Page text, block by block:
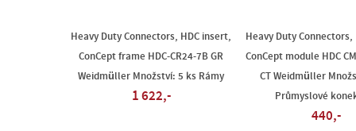
Heavy Duty Connectors, HDC insert,
ConCept frame HDC-CR24-7B GR
Weidmüller Množství: 5 ks Rámy
1 622,-
Heavy Duty Connectors,
ConCept module HDC
CT Weidmüller
Průmyslové
440,-